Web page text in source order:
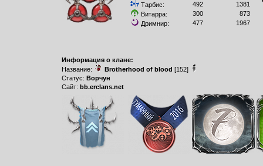
Тарбис:
492
1381
Витарра:
300
873
Дримнир:
477 1967
Информация о клане:
Название:
Brotherhood of blood [152]
Статус: Ворчун
Сайт: bb.erclans.net